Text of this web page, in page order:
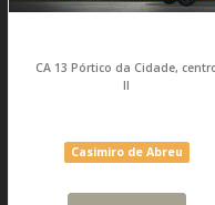
CA 13 Pórtico da Cidade, centro
Casimiro de Abreu